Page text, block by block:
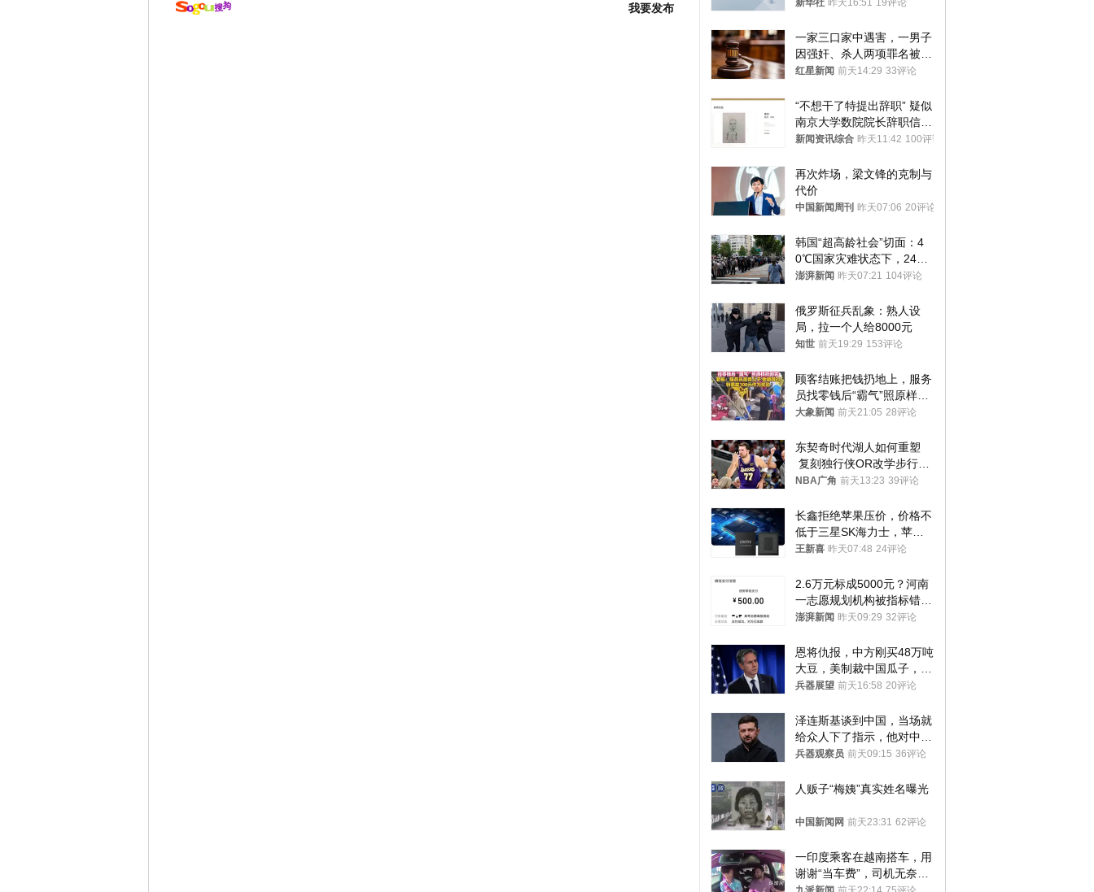
我要发布 新华社 昨天16:51 19评论
一家三口家中遇害，一男子
因强奸、杀人两项罪名被判
死缓 最高检介入后改判无
红星新闻 前天14:29 33评论
“不想干了特提出辞职” 疑似
南京大学数院院长辞职信流
传 院方回应
新闻资讯综合 昨天11:42 100评论
再次炸场，梁文锋的克制与
代价
中国新闻周刊 昨天07:06 20评论
韩国“超高龄社会”切面：4
0℃国家灾难状态下，2400
名首尔老人还在巷子里收废
澎湃新闻 昨天07:21 104评论
俄罗斯征兵乱象：熟人设
局，拉一个人给8000元
知世 前天19:29 153评论
顾客结账把钱扔地上，服务
员找零钱后“霸气”照原样扔
回去
大象新闻 前天21:05 28评论
东契奇时代湖人如何重塑
复刻独行侠OR改学步行
者？
NBA广角 前天13:23 39评论
长鑫拒绝苹果压价，价格不
低于三星SK海力士，苹果
失去了议价权
王新喜 昨天07:48 24评论
2.6万元标成5000元？河南
一志愿规划机构被指标错学
费致考生复读
澎湃新闻 昨天09:29 32评论
恩将仇报，中方刚买48万吨
大豆，美制裁中国瓜子，布
林肯措辞变了
兵器展望 前天16:58 20评论
泽连斯基谈到中国，当场就
给众人下了指示，他对中国
和中乌关系，显然又有了新
兵器观察员 前天09:15 36评论
人贩子“梅姨”真实姓名曝光
中国新闻网 前天23:31 62评论
一印度乘客在越南搭车，用
谢谢“当车费”，司机无奈发